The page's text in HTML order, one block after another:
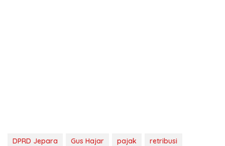
DPRD Jepara Gus Hajar pajak
retribusi